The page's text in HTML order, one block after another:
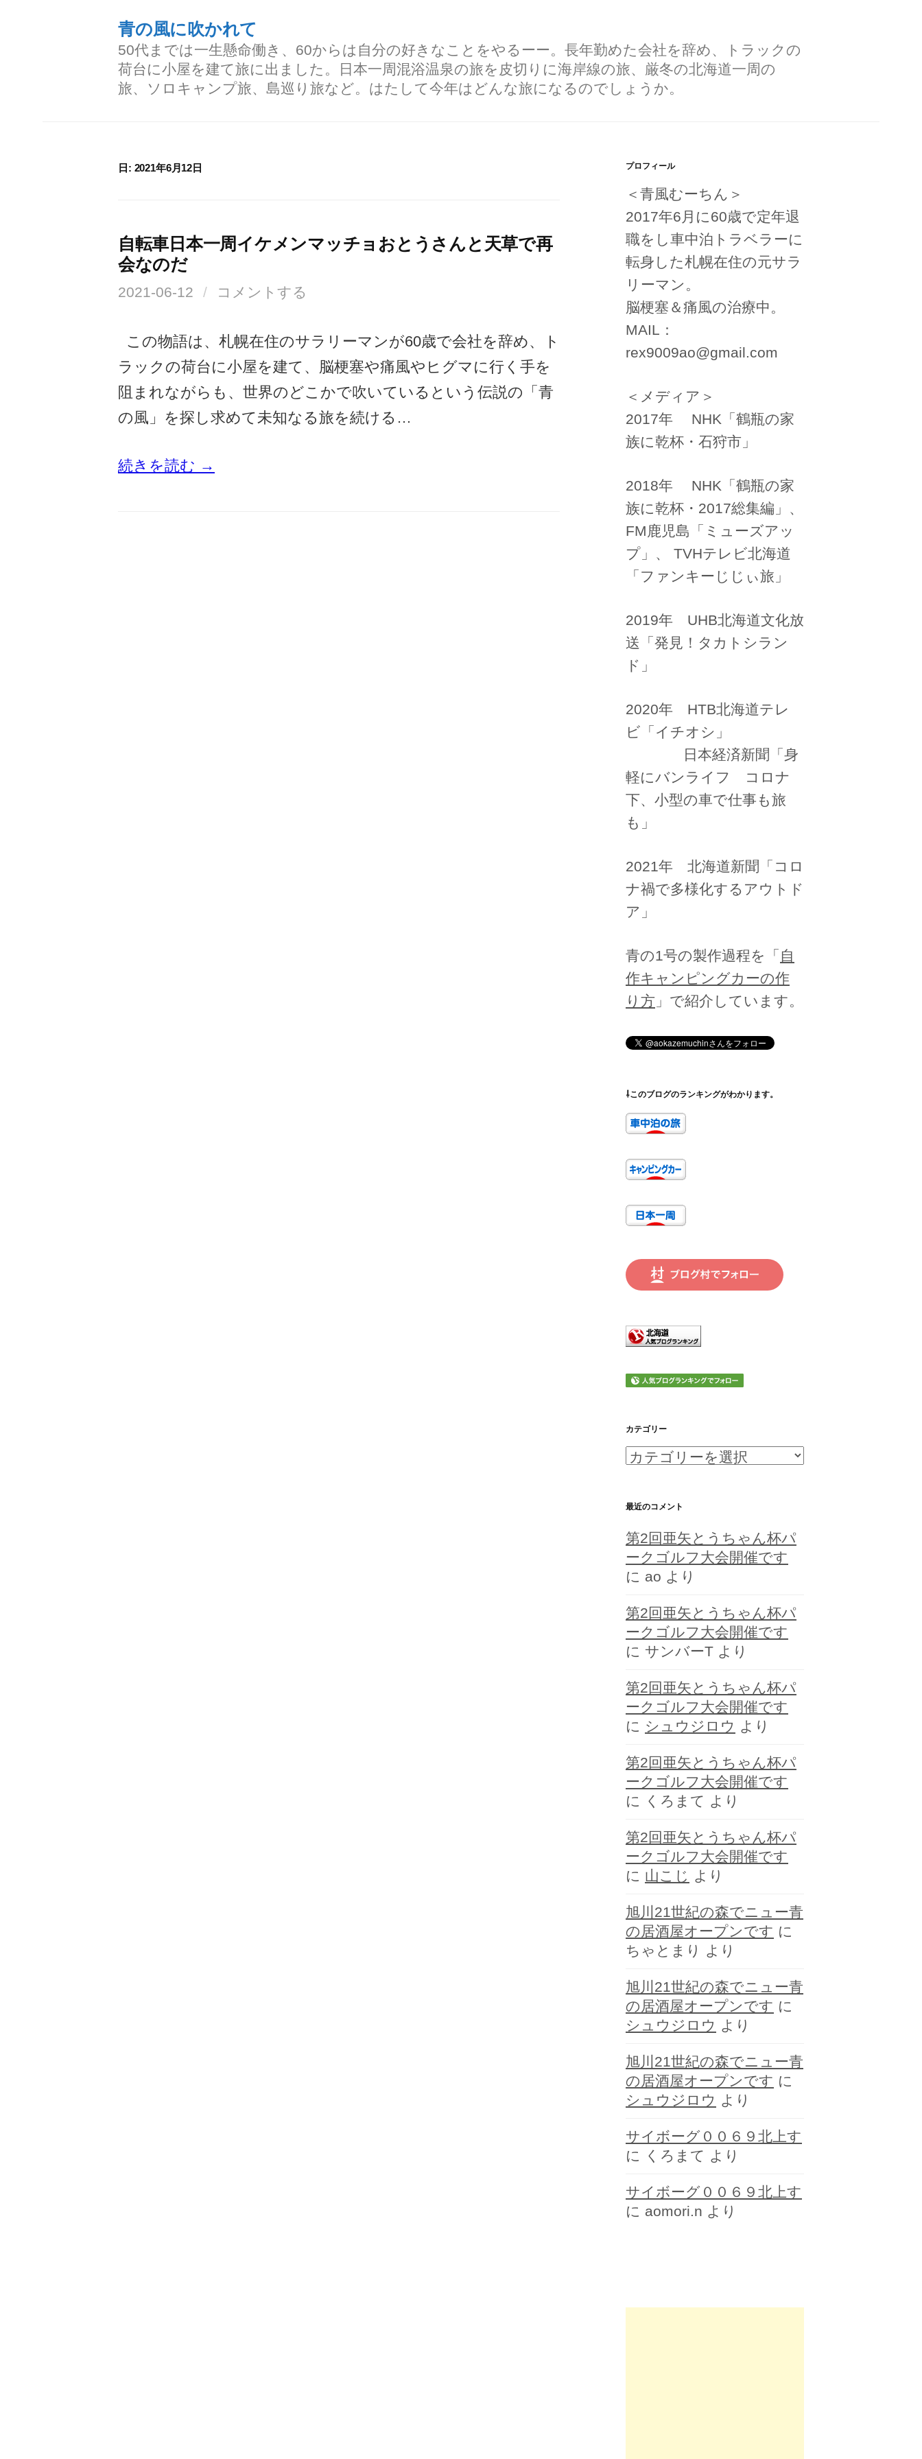
青の風に吹かれて
50代までは一生懸命働き、60からは自分の好きなことをやるーー。長年勤めた会社を辞め、トラックの
荷台に小屋を建て旅に出ました。日本一周混浴温泉の旅を皮切りに海岸線の旅、厳冬の北海道一周の
旅、ソロキャンプ旅、島巡り旅など。はたして今年はどんな旅になるのでしょうか。
日: 2021年6月12日
自転車日本一周イケメンマッチョおとうさんと天草で再
会なのだ
2021-06-12 / コメントする
この物語は、札幌在住のサラリーマンが60歳で会社を辞め、ト
ラックの荷台に小屋を建て、脳梗塞や痛風やヒグマに行く手を
阻まれながらも、世界のどこかで吹いているという伝説の「青
の風」を探し求めて未知なる旅を続ける…
続きを読む →
プロフィール
＜青風むーちん＞
2017年6月に60歳で定年退
職をし車中泊トラベラーに
転身した札幌在住の元サラ
リーマン。
脳梗塞＆痛風の治療中。
MAIL：
rex9009ao@gmail.com
＜メディア＞
2017年 NHK「鶴瓶の家
族に乾杯・石狩市」
2018年 NHK「鶴瓶の家
族に乾杯・2017総集編」、
FM鹿児島「ミューズアッ
プ」、 TVHテレビ北海道
「ファンキーじじぃ旅」
2019年 UHB北海道文化放
送「発見！タカトシラン
ド」
2020年 HTB北海道テレ
ビ「イチオシ」
日本経済新聞「身
軽にバンライフ コロナ
下、小型の車で仕事も旅
も」
2021年 北海道新聞「コロ
ナ禍で多様化するアウトド
ア」
青の1号の製作過程を「 自
作キャンピングカーの作
り方 」で紹介しています。
⇩このブログのランキングがわかります。
カテゴリー
カ
ゴ
ー
最近のコメント
第2回亜矢とうちゃん杯パ
ークゴルフ大会開催です
に ao より
第2回亜矢とうちゃん杯パ
ークゴルフ大会開催です
に サンバーT より
第2回亜矢とうちゃん杯パ
ークゴルフ大会開催です
に シュウジロウ より
第2回亜矢とうちゃん杯パ
ークゴルフ大会開催です
に
くろまて より
第2回亜矢とうちゃん杯パ
ークゴルフ大会開催です
に 山こじ より
旭川21世紀の森でニュー青
の居酒屋オープンです に
ちゃとまり
より
旭川21世紀の森でニュー青
の居酒屋オープンです に
シュウジロウ より
旭川21世紀の森でニュー青
の居酒屋オープンです に
シュウジロウ より
サイボーグ００６９北上す
に
くろまて より
サイボーグ００６９北上す
に aomori.n より